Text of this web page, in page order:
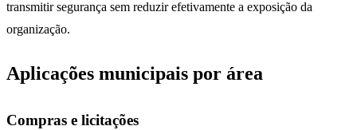
transmitir segurança sem reduzir efetivamente a exposição da
organização.
Aplicações municipais por área
Compras e licitações